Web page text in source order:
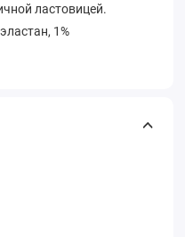
ластовицей.
1%